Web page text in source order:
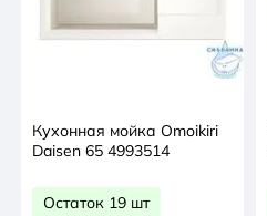
Кухонная мойка Omoikiri
Daisen 65 4993514
Остаток 19 шт